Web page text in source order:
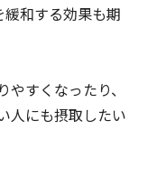
和する効果も期
すくなったり、
人にも摂取したい